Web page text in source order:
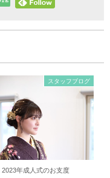
スタッフブログ
2023年成人式のお支度